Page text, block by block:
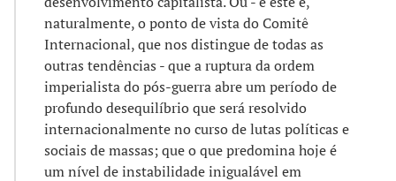
naturalmente, o ponto de vista do Comitê
Internacional, que nos distingue de todas as
outras tendências - que a ruptura da ordem
imperialista do pós-guerra abre um período de
profundo desequilíbrio que será resolvido
internacionalmente no curso de lutas políticas e
sociais de massas; que o que predomina hoje é
um nível de instabilidade inigualável em